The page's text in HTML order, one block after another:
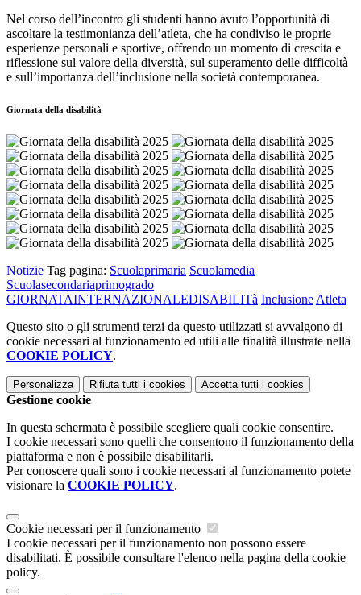
Nel corso dell’incontro gli studenti hanno avuto l’opportunità di
ascoltare la testimonianza dell’atleta, che ha condiviso le proprie
esperienze personali e sportive, offrendo un momento di crescita e
riflessione sul valore della diversità, sul superamento delle difficoltà
e sull’importanza dell’inclusione nella società contemporanea.
Giornata della disabilità
Notizie Tag pagina: Scuolaprimaria Scuolamedia
Scuolasecondariaprimogrado
GIORNATAINTERNAZIONALEDISABILITà Inclusione Atleta
Questo sito o gli strumenti terzi da questo utilizzati si avvalgono di
cookie necessari al funzionamento ed utili alle finalità illustrate nella
COOKIE POLICY.
Personalizza Rifiuta tutti i cookies Accetta tutti i cookies
Gestione cookie
In questa schermata è possibile scegliere quali cookie consentire.
I cookie necessari sono quelli che consentono il funzionamento della
piattaforma e non è possibile disabilitarli.
Per conoscere quali sono i cookie necessari al funzionamento potete
visionare la COOKIE POLICY.
Cookie necessari per il funzionamento
I cookie necessari per il funzionamento non possono essere
disabilitati. È possibile consultare l'elenco nella pagina della cookie
policy.